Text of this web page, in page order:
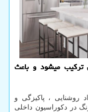
تركیب میشود و باعث
روشنایی ، پاکیزگی و
در دکوراسیون داخلی